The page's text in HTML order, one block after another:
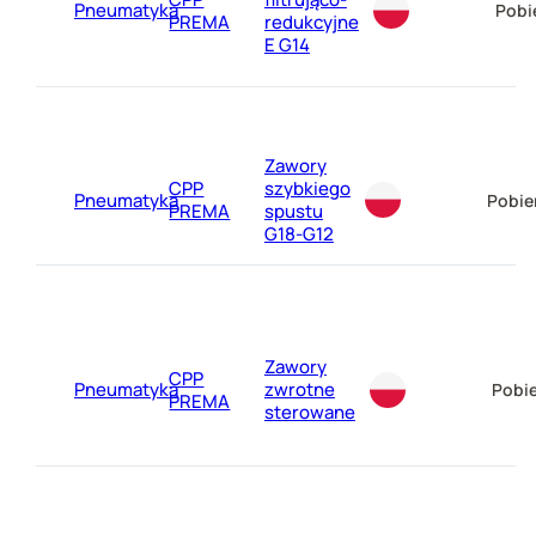
PneumatykaPREMA
redukcyjne
E G14
PneumatykaCPP
PREMA
Zawory
szybkiego
spustu
G18-G12
PneumatykaCPP
PREMA
Zawory
zwrotne
sterowane